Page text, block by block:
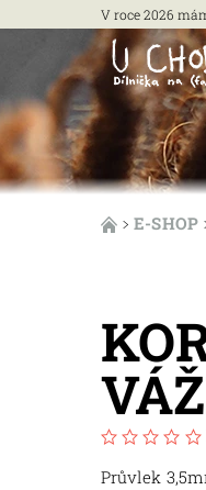
V roce 2026
E-SHOP
Průvlek